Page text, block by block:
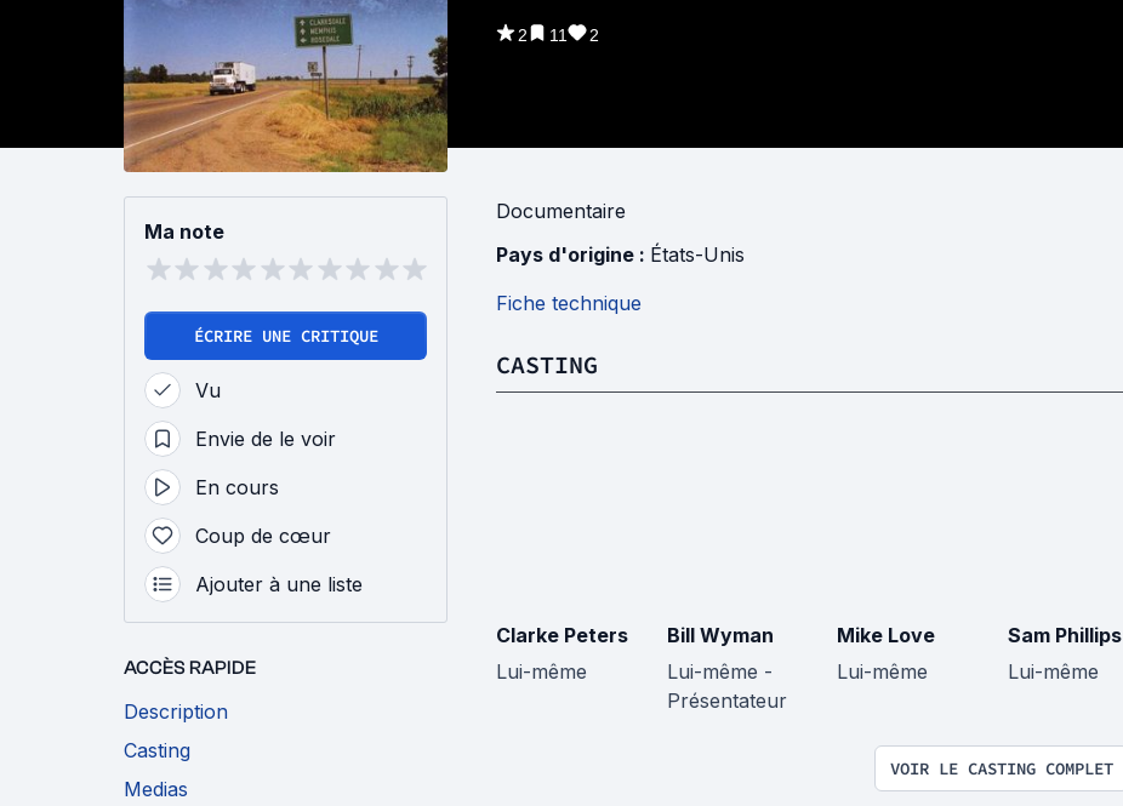
2 11 2
Ma note
ÉCRIRE UNE CRITIQUE
Vu
Envie de le voir
En cours
Coup de cœur
Ajouter à une liste
ACCÈS RAPIDE
Description
Casting
Medias
Documentaire
Pays d'origine : États-Unis
Fiche technique
CASTING
Clarke Peters
Lui-même
Bill Wyman
Lui-même -
Présentateur
Mike Love
Lui-même
Sam Phillips
Lui-même
VOIR LE CASTING COMPLET